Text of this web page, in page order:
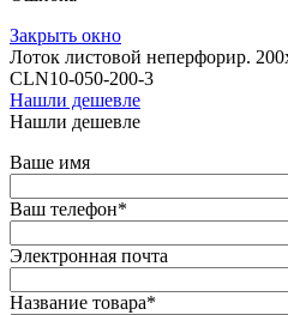
Закрыть окно
Лоток листовой неперфорир.
CLN10-050-200-3
Нашли дешевле
Нашли дешевле
Ваше имя
Ваш телефон*
Электронная почта
Название товара*